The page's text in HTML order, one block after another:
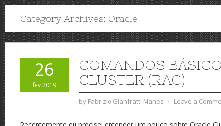
Category Archives: Oracle
26
fev 2019
COMANDOS
CLUSTER (RAC)
by Fabrizio Gianfratti Manes ⋅ Leave a